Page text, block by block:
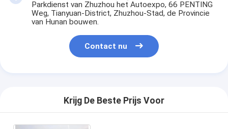
Parkdienst van Zhuzhou het Autoexpo, 66 PENTING
Weg, Tianyuan-District, Zhuzhou-Stad, de Provincie
van Hunan bouwen.
Contact nu
Krijg De Beste Prijs Voor